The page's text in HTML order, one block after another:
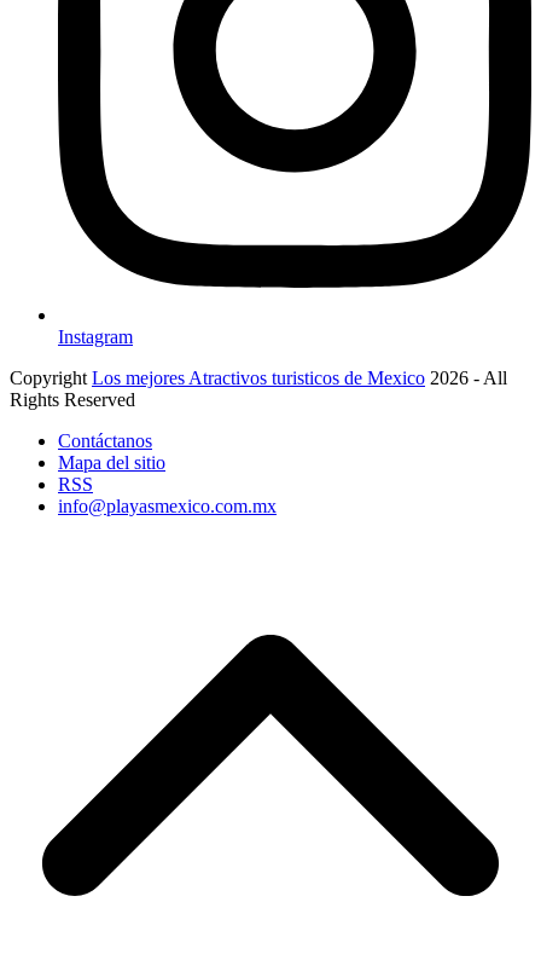
Instagram
Copyright Los mejores Atractivos turisticos de Mexico 2026 - All
Rights Reserved
Contáctanos
Mapa del sitio
RSS
info@playasmexico.com.mx